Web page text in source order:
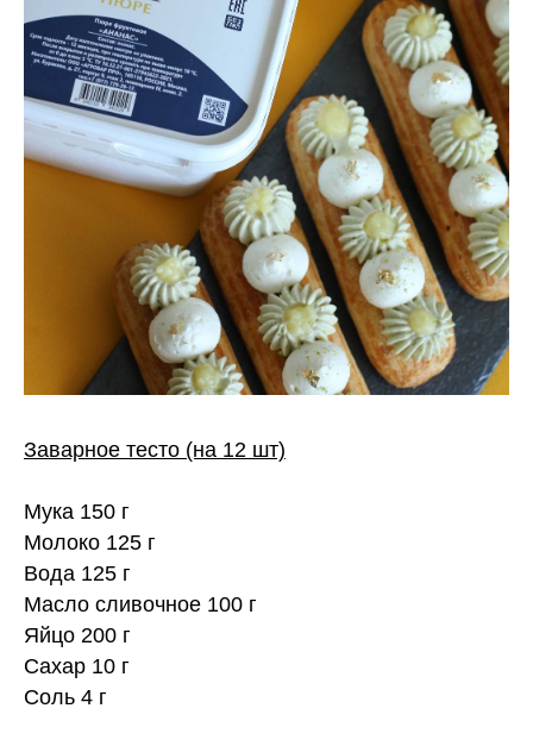
Заварное тесто (на 12 шт)
Мука 150 г
Молоко 125 г
Вода 125 г
Масло сливочное 100 г
Яйцо 200 г
Сахар 10 г
Соль 4 г